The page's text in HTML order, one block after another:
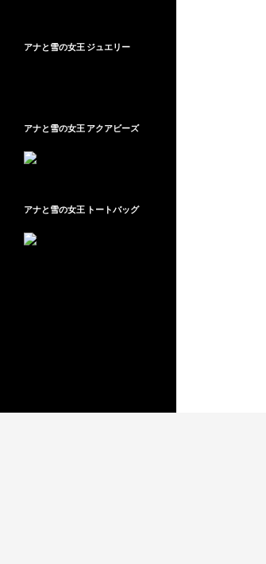
アナと雪の女王 ジュエリー
アナと雪の女王 アクアビーズ
アナと雪の女王 トートバッグ